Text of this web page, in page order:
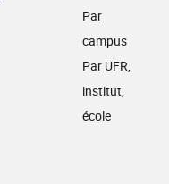
Par
campus
Par UFR,
institut,
école